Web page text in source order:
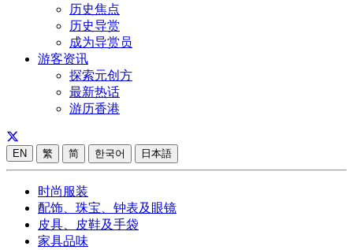
历史焦点
历史导赏
成为导赏员
游客资讯
探索元创方
最新热话
游历香港
EN 繁 简 한국어 日本語
时尚服装
配饰、珠宝、钟表及眼镜
皮具、皮鞋及手袋
家具品味